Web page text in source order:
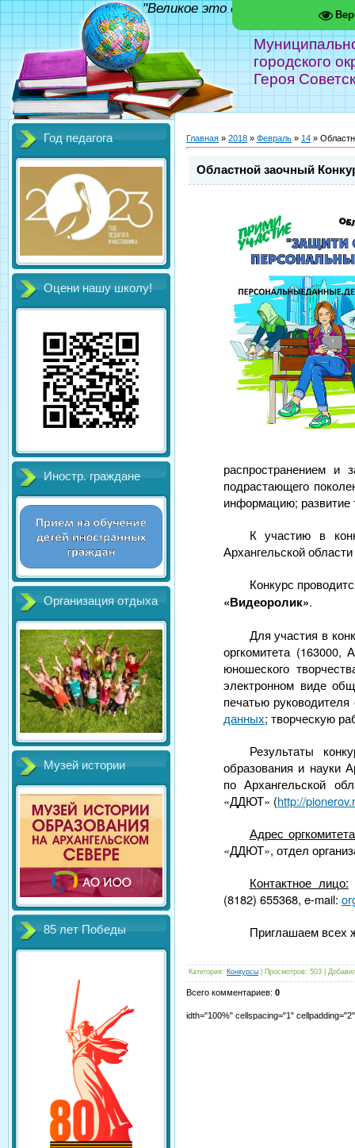
городского
Героя
"Великое это дело - школа!"
Год педагога
Оцени нашу школу!
Иностр. граждане
Организация отдыха
Музей истории
85 лет Победы
Главная » 2018 » Февраль » 14 »
Областной заочный
распространением и
подрастающего
информацию; развитие
К участию в
Архангельской
Конкурс
«Видеоролик».
Для участия в
оргкомитета (163000,
юношеского
электронном виде
печатью
данных; творческую
Результаты
образования и науки
по Архангельской
«ДДЮТ» (http://
Адрес
«ДДЮТ», отдел
Контактное лицо:
(8182) 655368, e-mail:
Приглашаем всех
Категория: Конкурсы Просмотров: 503
Всего комментариев: 0
idth="100%" cellspacing="1"